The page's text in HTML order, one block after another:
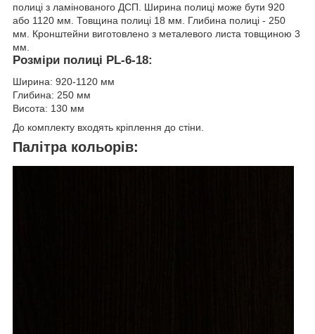
полиці з ламінованого ДСП. Ширина полиці може бути 920
або 1120 мм. Товщина полиці 18 мм. Глибина полиці - 250
мм. Кронштейни виготовлено з металевого листа товщиною 3
мм.
Розміри полиці PL-6-18:
Ширина: 920-1120 мм
Глибина: 250 мм
Висота: 130 мм
До комплекту входять кріплення до стіни.
Палітра кольорів: